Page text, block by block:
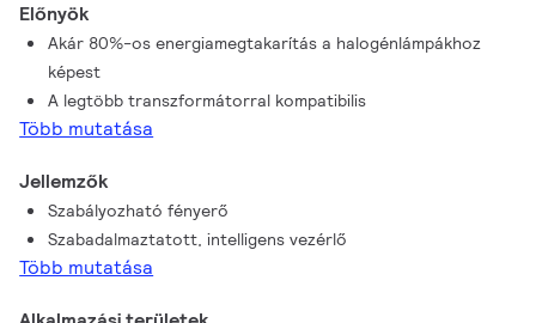
LED szpotlámpák formája a lámpa hátsó részén tökéletesen
megegyezik azon halogénlámpák formájával, amelyek
kiváltására szolgálnak.
Előnyök
Akár 80%-os energiamegtakarítás a halogénlámpákhoz
képest
A legtöbb transzformátorral kompatibilis
Több mutatása
Jellemzők
Szabályozható fényerő
Szabadalmaztatott, intelligens vezérlő
Több mutatása